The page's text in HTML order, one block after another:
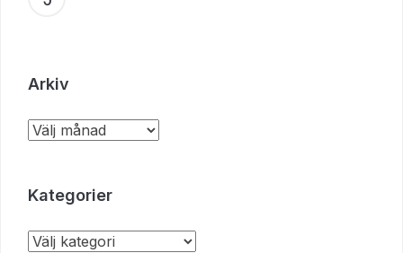
Arkiv
Kategorier